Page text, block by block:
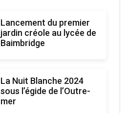
Lancement du premier
jardin créole au lycée de
Baimbridge
La Nuit Blanche 2024
sous l’égide de l’Outre-
mer